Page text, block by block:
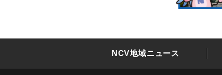
NCV地域ニュース